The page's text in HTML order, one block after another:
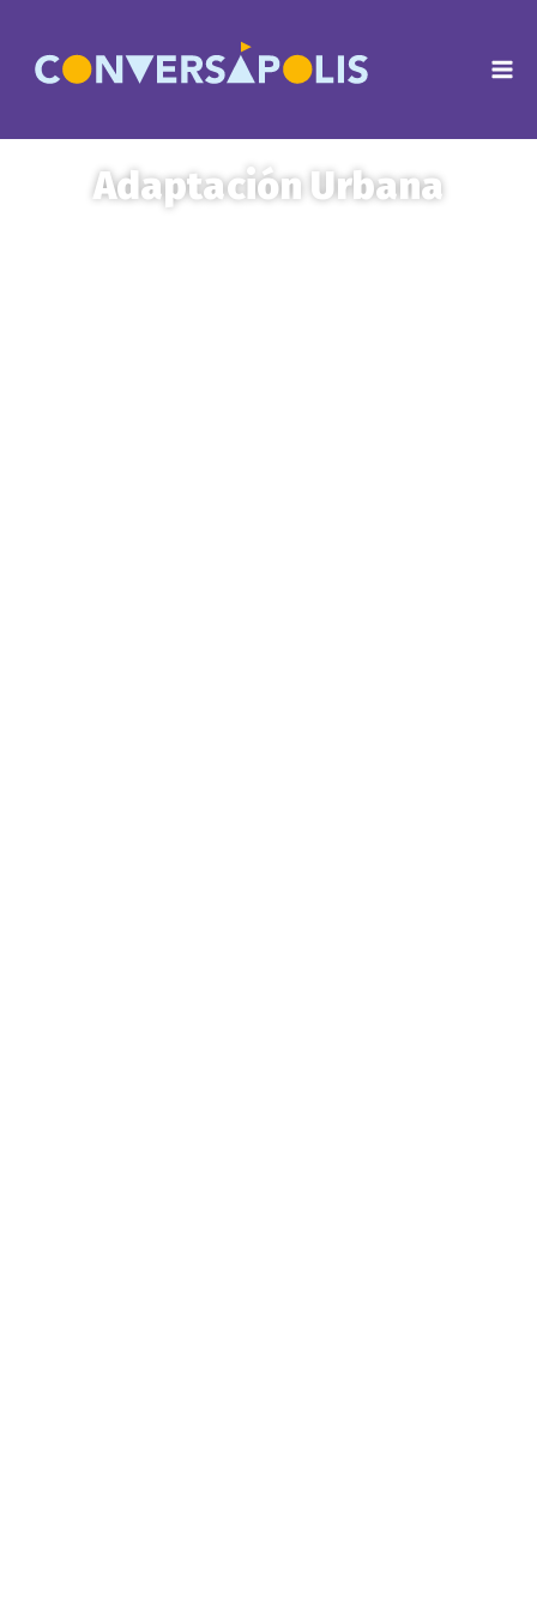
Adaptación Urbana